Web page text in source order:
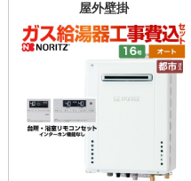
屋外壁掛